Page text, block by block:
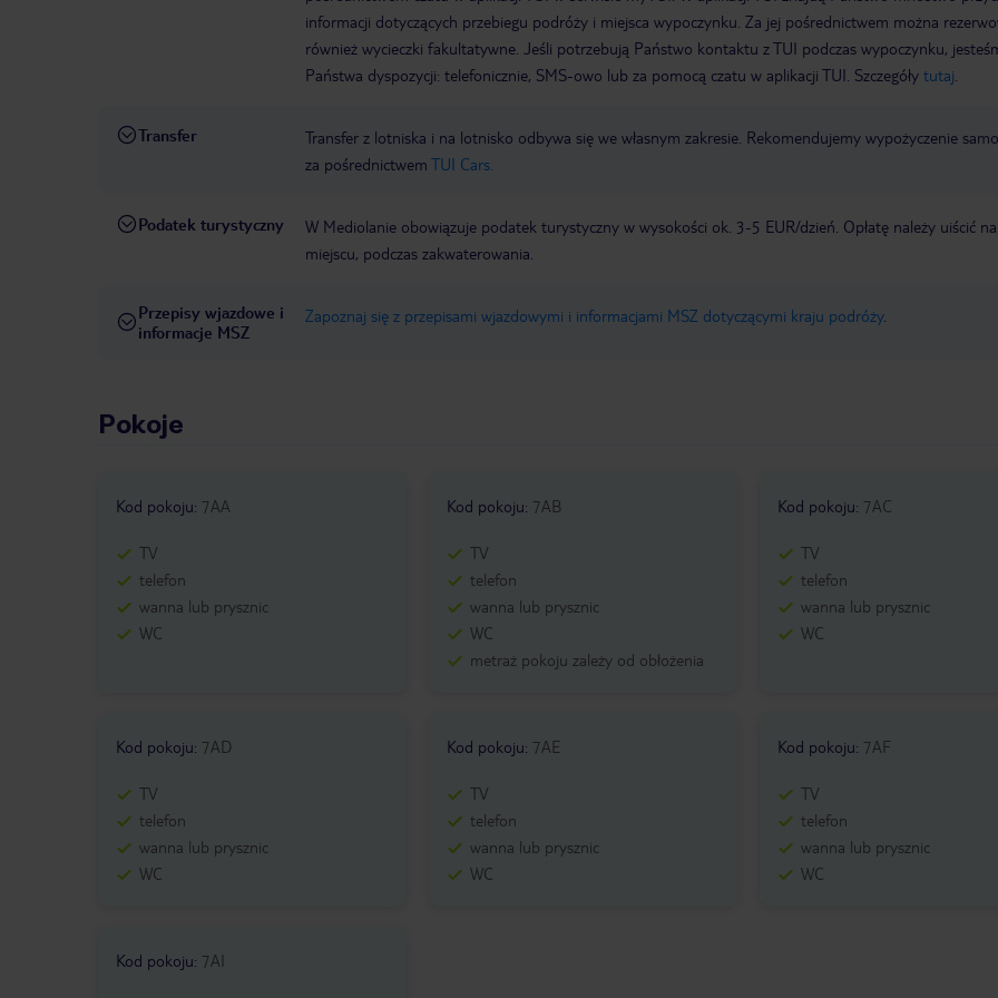
informacji dotyczących przebiegu podróży i miejsca wypoczynku. Za jej pośrednictwem można
również wycieczki fakultatywne. Jeśli potrzebują Państwo kontaktu z TUI podczas wypoczynku,
Państwa dyspozycji: telefonicznie, SMS-owo lub za pomocą czatu w aplikacji TUI. Szczegóły tutaj
Transfer
Transfer z lotniska i na lotnisko odbywa się we własnym zakresie. Rekomendujemy wypożyczenie
za pośrednictwem TUI Cars.
Podatek turystyczny
W Mediolanie obowiązuje podatek turystyczny w wysokości ok. 3-5 EUR/dzień. Opłatę należy uiścić na
miejscu, podczas zakwaterowania.
Przepisy wjazdowe i
informacje MSZ
Zapoznaj się z przepisami wjazdowymi i informacjami MSZ dotyczącymi kraju podróży.
Pokoje
Kod pokoju: 7AA
TV
telefon
wanna lub prysznic
WC
Kod pokoju: 7AB
TV
telefon
wanna lub prysznic
WC
metraż pokoju zależy od obłożenia
Kod pokoju: 7AC
TV
telefon
wanna lub prysznic
WC
Kod pokoju: 7AD
TV
telefon
wanna lub prysznic
WC
Kod pokoju: 7AE
TV
telefon
wanna lub prysznic
WC
Kod pokoju: 7AF
TV
telefon
wanna lub prysznic
WC
Kod pokoju: 7AI